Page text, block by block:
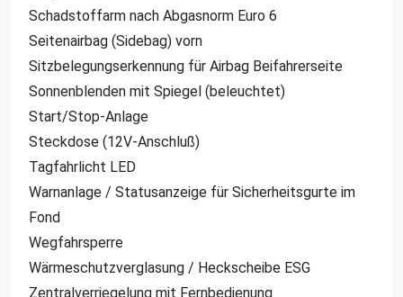
Schadstoffarm nach Abgasnorm Euro 6
Seitenairbag (Sidebag) vorn
Sitzbelegungserkennung für Airbag Beifahrerseite
Sonnenblenden mit Spiegel (beleuchtet)
Start/Stop-Anlage
Steckdose (12V-Anschluß)
Tagfahrlicht LED
Warnanlage / Statusanzeige für Sicherheitsgurte im
Fond
Wegfahrsperre
Wärmeschutzverglasung / Heckscheibe ESG
Zentralverriegelung mit Fernbedienung